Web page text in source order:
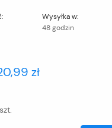
Wysyłka w:
48 godzin
płatności
zł
szt.